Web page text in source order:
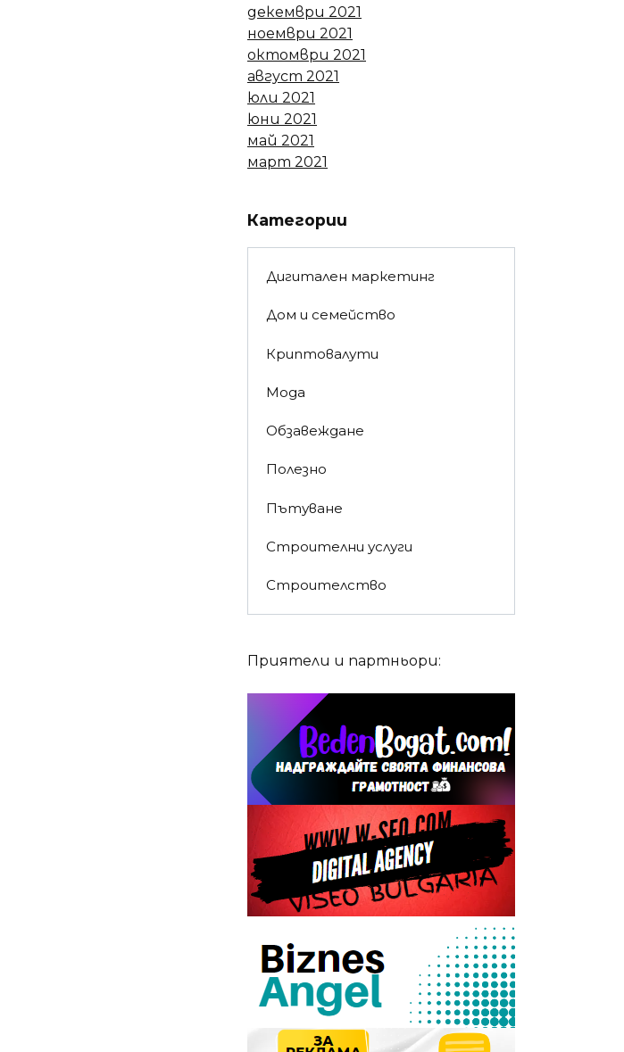
декември 2021
ноември 2021
октомври 2021
август 2021
юли 2021
юни 2021
май 2021
март 2021
Категории
Дигитален маркетинг
Дом и семейство
Криптовалути
Мода
Обзавеждане
Полезно
Пътуване
Строителни услуги
Строителство
Приятели и партньори: